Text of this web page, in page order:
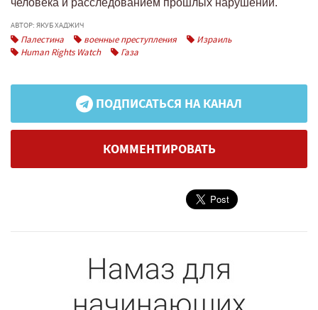
человека и расследованием прошлых нарушений.
АВТОР: ЯКУБ ХАДЖИЧ
Палестина военные преступления
Израиль
Human Rights Watch
Газа
ПОДПИСАТЬСЯ НА КАНАЛ
КОММЕНТИРОВАТЬ